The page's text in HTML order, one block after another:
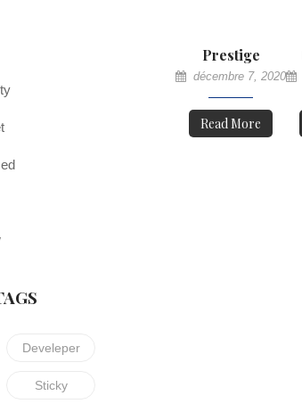
Develeper
Sticky
Prestige
décembre 7, 2020
Read More